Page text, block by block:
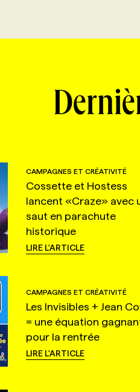
CAMPAGNES ET CRÉATIVITÉ
Cossette et Hostess
lancent «Craze» avec
saut en parachute
historique
LIRE L'ARTICLE
CAMPAGNES ET CRÉATIVITÉ
Les Invisibles + Jean
= une équation
pour la rentrée
LIRE L'ARTICLE